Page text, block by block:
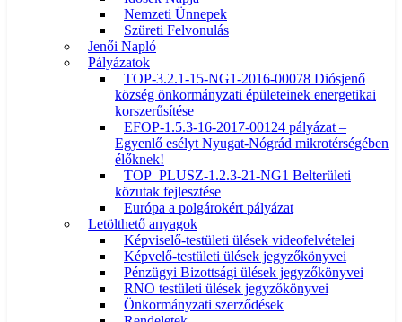
Nemzeti Ünnepek
Szüreti Felvonulás
Jenői Napló
Pályázatok
TOP-3.2.1-15-NG1-2016-00078 Diósjenő
község önkormányzati épületeinek energetikai
korszerűsítése
EFOP-1.5.3-16-2017-00124 pályázat –
Egyenlő esélyt Nyugat-Nógrád mikrotérségében
élőknek!
TOP_PLUSZ-1.2.3-21-NG1 Belterületi
közutak fejlesztése
Európa a polgárokért pályázat
Letölthető anyagok
Képviselő-testületi ülések videofelvételei
Képvelő-testületi ülések jegyzőkönyvei
Pénzügyi Bizottsági ülések jegyzőkönyvei
RNO testületi ülések jegyzőkönyvei
Önkormányzati szerződések